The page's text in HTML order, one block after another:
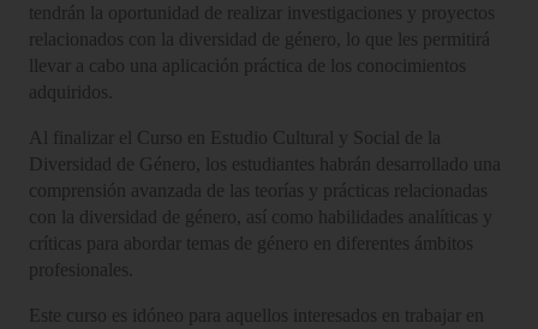
tendrán la oportunidad de realizar investigaciones y proyectos
relacionados con la diversidad de género, lo que les permitirá
llevar a cabo una aplicación práctica de los conocimientos
adquiridos.
Al finalizar el Curso en Estudio Cultural y Social de la
Diversidad de Género, los estudiantes habrán desarrollado una
comprensión avanzada de las teorías y prácticas relacionadas
con la diversidad de género, así como habilidades analíticas y
críticas para abordar temas de género en diferentes ámbitos
profesionales.
Este curso es idóneo para aquellos interesados en trabajar en